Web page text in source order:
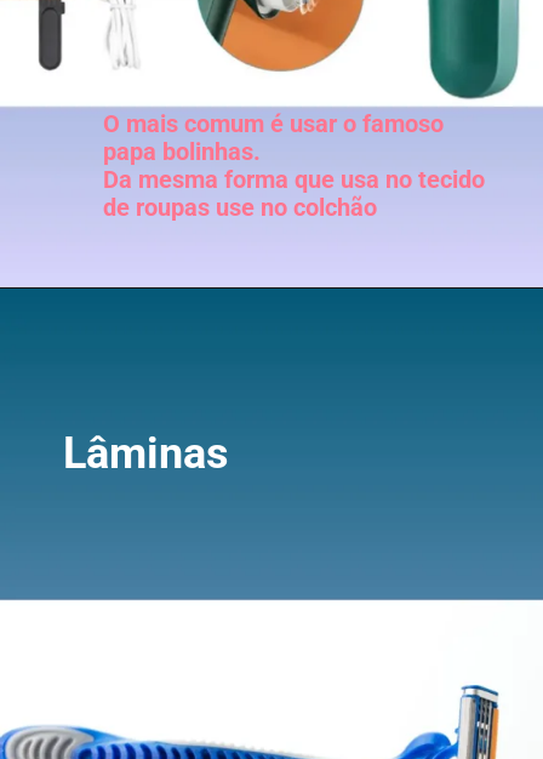
O mais comum é usar o famoso
papa bolinhas.
Da mesma forma que usa no tecido
de roupas use no colchão
Lâminas